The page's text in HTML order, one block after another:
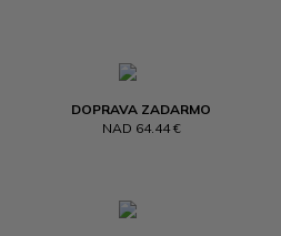
DOPRAVA ZADARMO
NAD 64.44 €